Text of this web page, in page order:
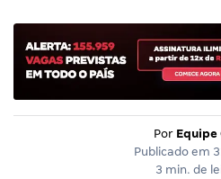
Por Equipe
Publicado em
3 min. de